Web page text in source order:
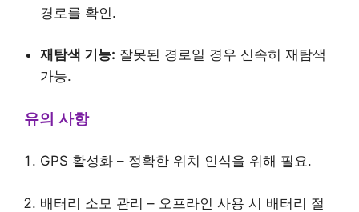
경로를 확인.
재탐색 기능: 잘못된 경로일 경우 신속히 재탐색
가능.
유의 사항
GPS 활성화 – 정확한 위치 인식을 위해 필요.
배터리 소모 관리 – 오프라인 사용 시 배터리 절